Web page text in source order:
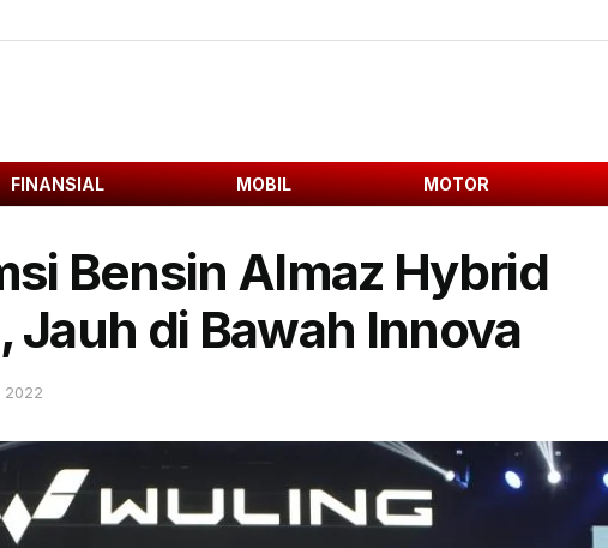
FINANSIAL MOBIL MOTOR
Bensin Almaz Hybrid
Jauh di Bawah Innova
2022